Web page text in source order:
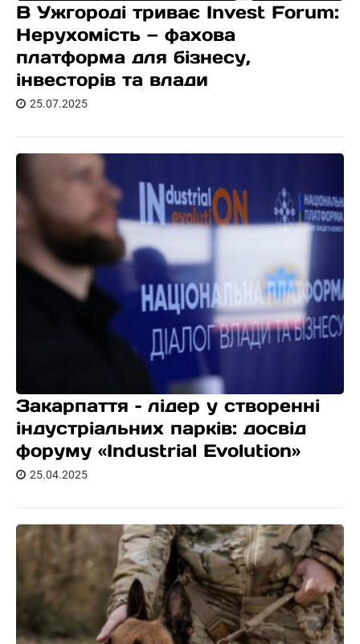
В Ужгороді триває Invest Forum:
Нерухомість — фахова
платформа для бізнесу,
інвесторів та влади
25.07.2025
Закарпаття – лідер у створенні
індустріальних парків: досвід
форуму «Industrial Evolution»
25.04.2025